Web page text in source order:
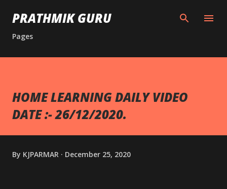
Skip to main content
PRATHMIK GURU
Pages
HOME LEARNING DAILY VIDEO
DATE :- 26/12/2020.
By KJPARMAR December 25, 2020